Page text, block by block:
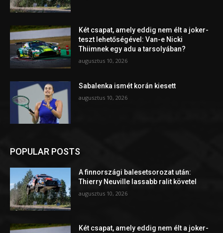
Két csapat, amely eddig nem élt a joker-
teszt lehetőségével: Van-e Nicki
Thiimnek egy adu a tarsolyában?
augusztus 10, 2026
Sabalenka ismét korán kiesett
augusztus 10, 2026
POPULAR POSTS
A finnországi balesetsorozat után:
Thierry Neuville lassabb ralit követel
augusztus 10, 2026
Két csapat, amely eddig nem élt a joker-